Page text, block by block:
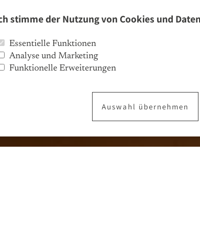
stimme der Nutzung von Cookies und
Essentielle Funktionen
Analyse und Marketing
Funktionelle Erweiterungen
Auswahl übernehmen